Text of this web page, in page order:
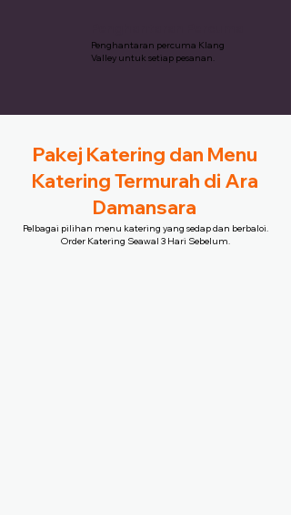
Penghantaran percuma Klang
Valley untuk setiap pesanan.
Pakej Katering dan Menu
Katering Termurah di Ara
Damansara
Pelbagai pilihan menu katering yang sedap dan berbaloi.
Order Katering Seawal 3 Hari Sebelum.